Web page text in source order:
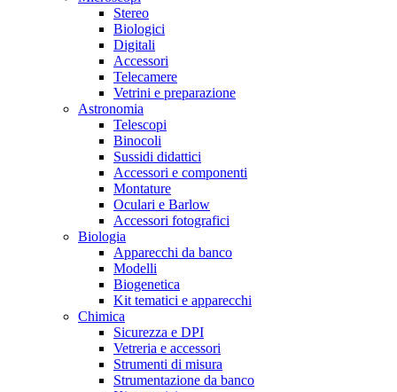
Stereo
Biologici
Digitali
Accessori
Telecamere
Vetrini e preparazione
Astronomia
Telescopi
Binocoli
Sussidi didattici
Accessori e componenti
Montature
Oculari e Barlow
Accessori fotografici
Biologia
Apparecchi da banco
Modelli
Biogenetica
Kit tematici e apparecchi
Chimica
Sicurezza e DPI
Vetreria e accessori
Strumenti di misura
Strumentazione da banco